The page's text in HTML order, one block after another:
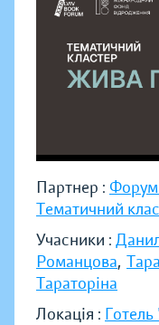
Партнер : Форум
Тематичний
Учасники :
Романцова,
Тараторіна
Локація :